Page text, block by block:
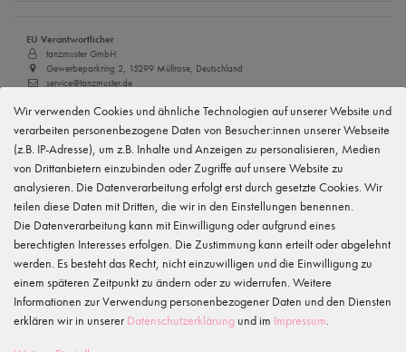
EU Verantwortlicher
tanzmuster GmbH
Gewerbeparkring 2, 15299 Müllrose, Deutschland
service@tanzmuster.de
Hersteller
tanzmuster
Gewerbeparkring 2, 15299 Müllrose, Deutschland
service@tanzmuster.de
033606-779250
Merkmale
WIRD OFT GEKAUFT MIT...
Wir verwenden Cookies und ähnliche Technologien auf unserer Website und
verarbeiten personenbezogene Daten von Besucher:innen unserer Webseite
(z.B. IP-Adresse), um z.B. Inhalte und Anzeigen zu personalisieren, Medien
von Drittanbietern einzubinden oder Zugriffe auf unsere Website zu
analysieren. Die Datenverarbeitung erfolgt erst durch gesetzte Cookies. Wir
teilen diese Daten mit Dritten, die wir in den Einstellungen benennen.
Die Datenverarbeitung kann mit Einwilligung oder aufgrund eines
berechtigten Interesses erfolgen. Die Zustimmung kann erteilt oder abgelehnt
werden. Es besteht das Recht, nicht einzuwilligen und die Einwilligung zu
einem späteren Zeitpunkt zu ändern oder zu widerrufen. Weitere
Informationen zur Verwendung personenbezogener Daten und den Diensten
erklären wir in unserer Daten­schutz­erklärung und im Impressum.